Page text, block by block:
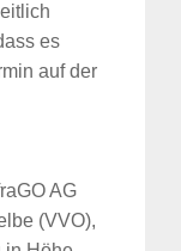
es
auf der
AG
(VVO),